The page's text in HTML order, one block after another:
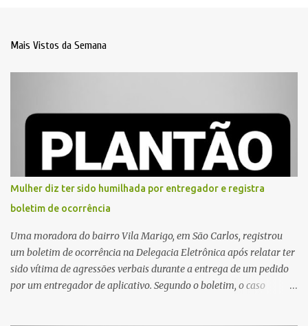
Mais Vistos da Semana
Mulher diz ter sido humilhada por entregador e registra
boletim de ocorrência
Uma moradora do bairro Vila Marigo, em São Carlos, registrou
um boletim de ocorrência na Delegacia Eletrônica após relatar ter
sido vítima de agressões verbais durante a entrega de um pedido
por um entregador de aplicativo. Segundo o boletim, o caso